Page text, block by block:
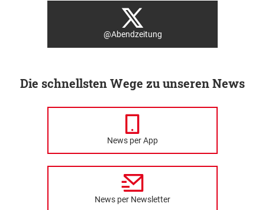
@Abendzeitung
Die schnellsten Wege zu unseren News
News per App
News per Newsletter